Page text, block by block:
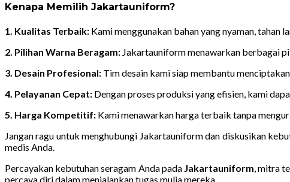
Kenapa Memilih Jakartauniform?
1. Kualitas Terbaik: Kami menggunakan bahan yang nyaman, tahan
2. Pilihan Warna Beragam: Jakartauniform menawarkan berbagai
3. Desain Profesional: Tim desain kami siap membantu
4. Pelayanan Cepat: Dengan proses produksi yang efisien, kami
5. Harga Kompetitif: Kami menawarkan harga terbaik tanpa
Jangan ragu untuk menghubungi Jakartauniform dan diskusikan
medis Anda.
Percayakan kebutuhan seragam Anda pada Jakartauniform , mitra
percaya diri dalam menjalankan tugas mulia mereka.